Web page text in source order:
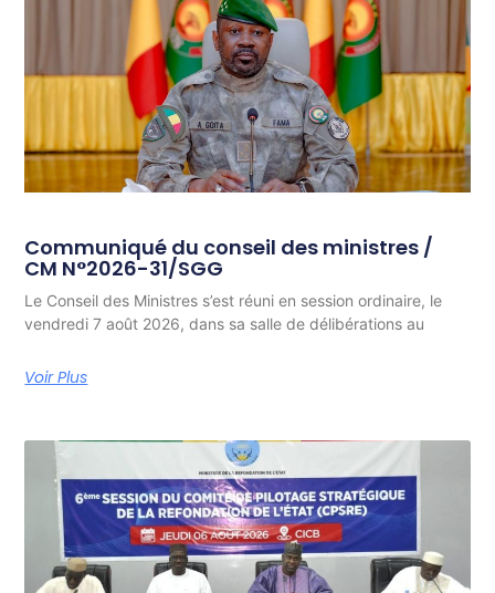
Communiqué du conseil des ministres /
CM N°2026-31/SGG
Le Conseil des Ministres s’est réuni en session ordinaire, le
vendredi 7 août 2026, dans sa salle de délibérations au
Voir Plus